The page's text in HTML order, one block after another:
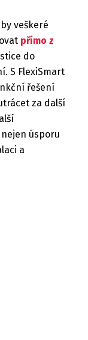
veškeré
přímo z
do
S FlexiSmart
řešení
za další
úsporu
a